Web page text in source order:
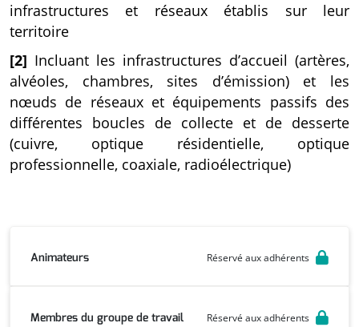
infrastructures et réseaux établis sur leur
territoire
[2] Incluant les infrastructures d’accueil (artères,
alvéoles, chambres, sites d’émission) et les
nœuds de réseaux et équipements passifs des
différentes boucles de collecte et de desserte
(cuivre, optique résidentielle, optique
professionnelle, coaxiale, radioélectrique)
Animateurs Réservé aux adhérents
Membres du groupe de travail Réservé aux adhérents